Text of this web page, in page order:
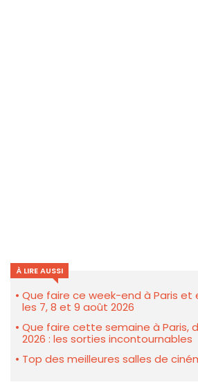
À LIRE AUSSI
Que faire ce week-end à Paris et
les 7, 8 et 9 août 2026
Que faire cette semaine à Paris,
2026 : les sorties incontournables
Top des meilleures salles de